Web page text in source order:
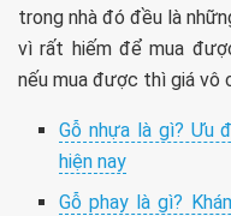
trong nhà đó đều là
vì rất hiếm để mua
nếu mua được thì giá vô
Gỗ nhựa là gì? Ưu
hiện nay
Gỗ phay là gì?